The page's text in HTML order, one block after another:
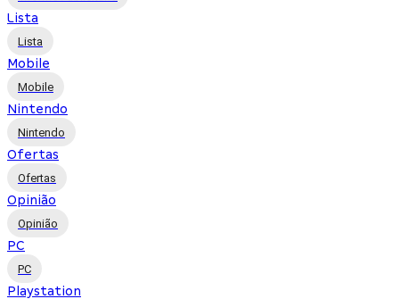
Lista
Lista
Mobile
Mobile
Nintendo
Nintendo
Ofertas
Ofertas
Opinião
Opinião
PC
PC
Playstation